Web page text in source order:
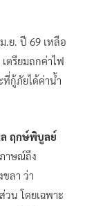
.ย. ปี 69 เหลือ
ตรียมถกค่าไฟ
กู้ภัยได้ค่าน้ำ
ฤกษ์พิบูลย์
าษณ์ถึง
ลา ว่า
น โดยเฉพาะ